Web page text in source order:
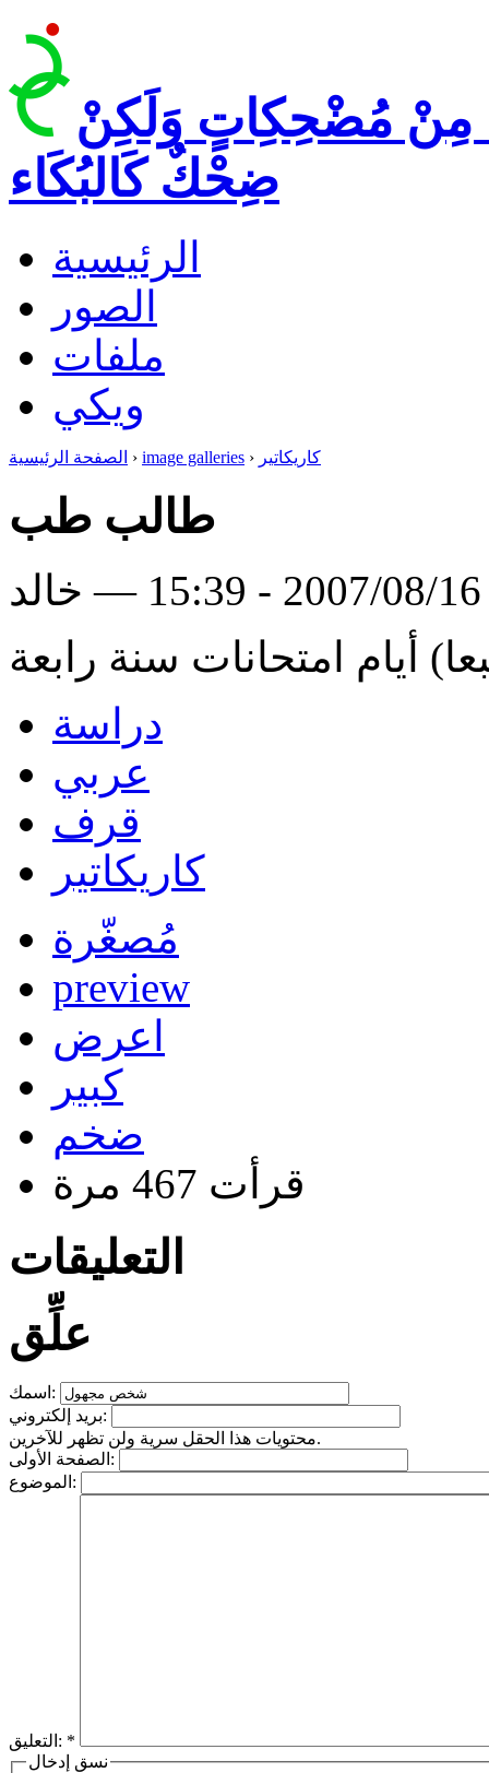
مِنْ مُضْحِكِاتٍ وَلَكِنْ
ضِحْكٌ كَالبُكَاء
الرئيسية
الصور
ملفات
ويكي
الصفحة الرئيسية › image galleries › كاريكاتير
طالب طب
دراسة
عربي
قرف
كاريكاتير
مُصغّرة
preview
اعرض
كبير
ضخم
قرأت 467 مرة
التعليقات
علِّق
اسمك:
بريد إلكتروني:
محتويات هذا الحقل سرية ولن تظهر للآخرين.
الصفحة الأولى:
الموضوع:
التعليق: *
نسق إدخال